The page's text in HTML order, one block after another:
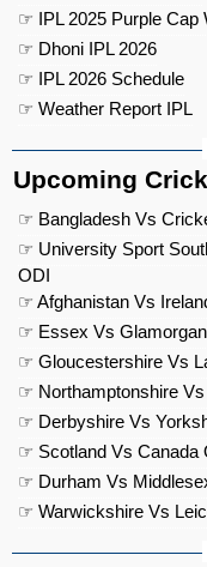
☞ IPL 2025 Purple Cap
☞ Dhoni IPL 2026
☞ IPL 2026 Schedule
☞ Weather Report IPL
Upcoming
☞ Bangladesh Vs
☞ University Sport
ODI
☞ Afghanistan Vs
☞ Essex Vs Glamorgan
☞ Gloucestershire Vs
☞ Northamptonshire Vs
☞ Derbyshire Vs
☞ Scotland Vs Canada
☞ Durham Vs
☞ Warwickshire Vs